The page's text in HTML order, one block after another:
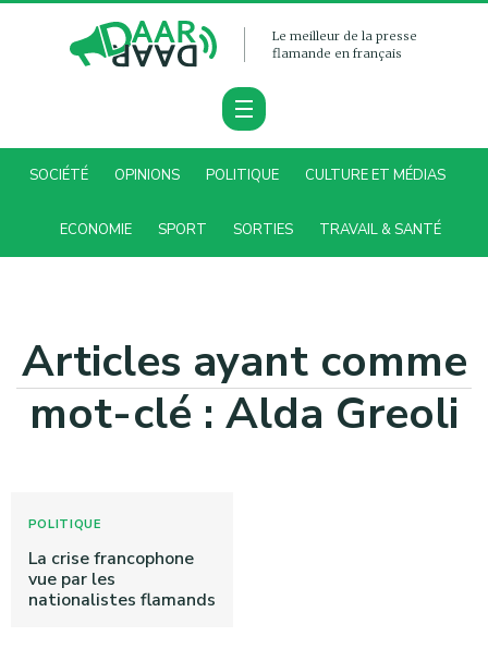
Le meilleur de la presse
flamande en français
SOCIÉTÉ OPINIONS POLITIQUE CULTURE ET MÉDIAS
ECONOMIE SPORT SORTIES TRAVAIL & SANTÉ
Articles ayant comme
mot-clé : Alda Greoli
POLITIQUE
La crise francophone
vue par les
nationalistes flamands